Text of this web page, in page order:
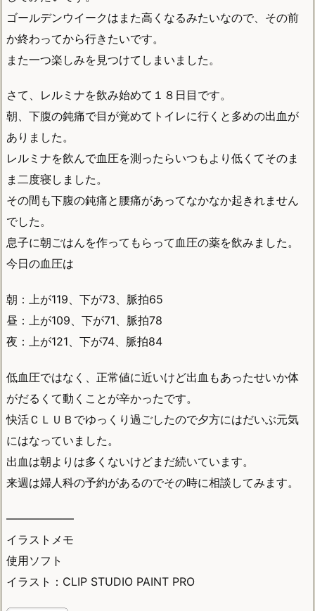
ゴールデンウイークはまた高くなるみたいなので、その前
か終わってから行きたいです。
また一つ楽しみを見つけてしまいました。
さて、レルミナを飲み始めて１８日目です。
朝、下腹の鈍痛で目が覚めてトイレに行くと多めの出血が
ありました。
レルミナを飲んで血圧を測ったらいつもより低くてそのま
ま二度寝しました。
その間も下腹の鈍痛と腰痛があってなかなか起きれません
でした。
息子に朝ごはんを作ってもらって血圧の薬を飲みました。
今日の血圧は
朝：上が119、下が73、脈拍65
昼：上が109、下が71、脈拍78
夜：上が121、下が74、脈拍84
低血圧ではなく、正常値に近いけど出血もあったせいか体
がだるくて動くことが辛かったです。
快活ＣＬＵＢでゆっくり過ごしたので夕方にはだいぶ元気
にはなっていました。
出血は朝よりは多くないけどまだ続いています。
来週は婦人科の予約があるのでその時に相談してみます。
——————
イラストメモ
使用ソフト
イラスト：CLIP STUDIO PAINT PRO